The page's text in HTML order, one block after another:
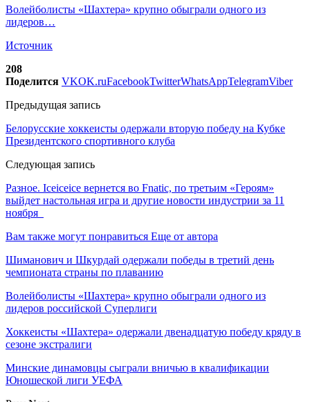
Волейболисты «Шахтера» крупно обыграли одного из
лидеров…
Источник
208
Поделится VKOK.ruFacebookTwitterWhatsAppTelegramViber
Предыдущая запись
Белорусские хоккеисты одержали вторую победу на Кубке
Президентского спортивного клуба
Следующая запись
Разное. Iceiceice вернется во Fnatic, по третьим «Героям»
выйдет настольная игра и другие новости индустрии за 11
ноября
Вам также могут понравиться Еще от автора
Шиманович и Шкурдай одержали победы в третий день
чемпионата страны по плаванию
Волейболисты «Шахтера» крупно обыграли одного из
лидеров российской Суперлиги
Хоккеисты «Шахтера» одержали двенадцатую победу кряду в
сезоне экстралиги
Минские динамовцы сыграли вничью в квалификации
Юношеской лиги УЕФА